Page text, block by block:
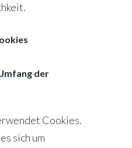
der
Cookies.
sich um